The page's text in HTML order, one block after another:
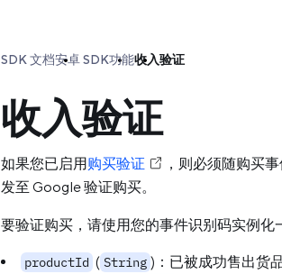
SDK 文档安卓 SDK功能收入验证
收入验证
如果您已启用购买验证
，则必须随购买
发至 Google 验证购买。
要验证购买，请使用您的事件识别码实例化
productId ( String )：已被成功售出货